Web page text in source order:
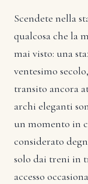
Scendete nella
qualcosa che la
mai visto: una
ventesimo
transito ancora
archi eleganti
un momento in
considerato
solo dai treni in
accesso